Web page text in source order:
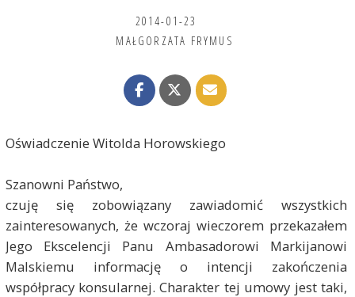
2014-01-23
MAŁGORZATA FRYMUS
Oświadczenie Witolda Horowskiego
Szanowni Państwo,
czuję się zobowiązany zawiadomić wszystkich
zainteresowanych, że wczoraj wieczorem przekazałem
Jego Ekscelencji Panu Ambasadorowi Markijanowi
Malskiemu informację o intencji zakończenia
współpracy konsularnej. Charakter tej umowy jest taki,